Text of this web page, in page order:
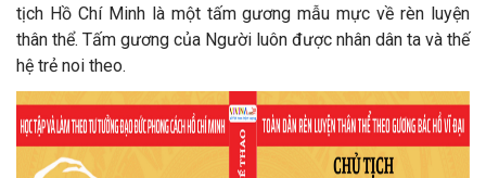
tịch Hồ Chí Minh là một tấm gương mẫu mực về rèn luyện
thân thể. Tấm gương của Người luôn được nhân dân ta và thế
hệ trẻ noi theo.